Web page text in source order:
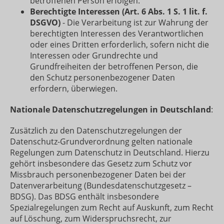
Berechtigte Interessen (Art. 6 Abs. 1 S. 1 lit. f.
DSGVO)- Die Verarbeitung ist zur Wahrung der
berechtigten Interessen des Verantwortlichen
oder eines Dritten erforderlich, sofern nicht die
Interessen oder Grundrechte und
Grundfreiheiten der betroffenen Person, die
den Schutz personenbezogener Daten
erfordern, überwiegen.
Nationale Datenschutzregelungen in Deutschland:
Zusätzlich zu den Datenschutzregelungen der
Datenschutz-Grundverordnung gelten nationale
Regelungen zum Datenschutz in Deutschland. Hierzu
gehört insbesondere das Gesetz zum Schutz vor
Missbrauch personenbezogener Daten bei der
Datenverarbeitung (Bundesdatenschutzgesetz –
BDSG). Das BDSG enthält insbesondere
Spezialregelungen zum Recht auf Auskunft, zum Recht
auf Löschung, zum Widerspruchsrecht, zur